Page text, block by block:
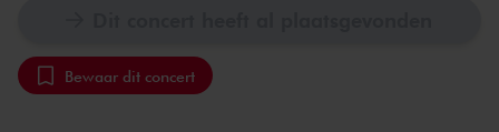
Bewaar dit concert